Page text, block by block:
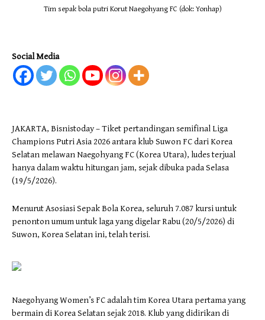
Tim sepak bola putri Korut Naegohyang FC (dok: Yonhap)
Social Media
JAKARTA, Bisnistoday – Tiket pertandingan semifinal Liga
Champions Putri Asia 2026 antara klub Suwon FC dari Korea
Selatan melawan Naegohyang FC (Korea Utara), ludes terjual
hanya dalam waktu hitungan jam, sejak dibuka pada Selasa
(19/5/2026).
Menurut Asosiasi Sepak Bola Korea, seluruh 7.087 kursi untuk
penonton umum untuk laga yang digelar Rabu (20/5/2026) di
Suwon, Korea Selatan ini, telah terisi.
Naegohyang Women’s FC adalah tim Korea Utara pertama yang
bermain di Korea Selatan sejak 2018. Klub yang didirikan di